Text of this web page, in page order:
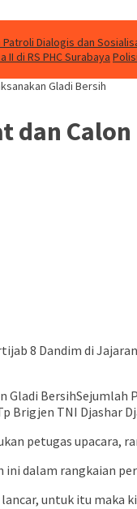
Dialogis dan
di RS PHC Surabaya
Gladi Bersih
dan
8 Dandim di
Sejumlah
Brigjen TNI Djashar
petugas upacara,
dalam rangkaian
untuk itu maka